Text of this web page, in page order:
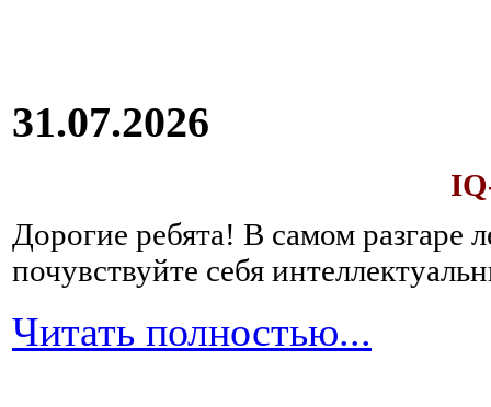
31.07.2026
Дорогие ребята! В самом разгаре
почувствуйте себя
Читать полностью...